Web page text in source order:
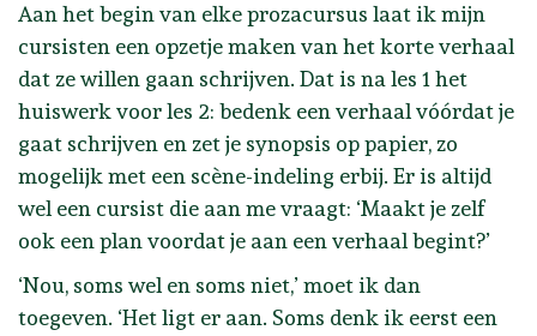
Aan het begin van elke prozacursus laat ik mijn
cursisten een opzetje maken van het korte verhaal
dat ze willen gaan schrijven. Dat is na les 1 het
huiswerk voor les 2: bedenk een verhaal vóórdat je
gaat schrijven en zet je synopsis op papier, zo
mogelijk met een scène-indeling erbij. Er is altijd
wel een cursist die aan me vraagt: ‘Maakt je zelf
ook een plan voordat je aan een verhaal begint?’
‘Nou, soms wel en soms niet,’ moet ik dan
toegeven. ‘Het ligt er aan. Soms denk ik eerst een